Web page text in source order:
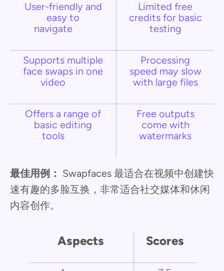
User-friendly and
easy to
navigate
Limited free
credits for basic
testing
Supports multiple
face swaps in one
video
Processing
speed may slow
with large files
Offers a range of
basic editing
tools
Free outputs
come with
watermarks
最佳用例： Swapfaces 最适合在视频中创建快
速有趣的多脸互换，非常适合社交媒体和休闲
内容创作。
Aspects Scores